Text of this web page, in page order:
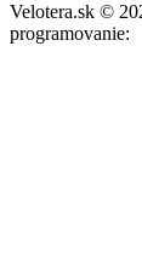
Velotera.sk ©
programovanie: